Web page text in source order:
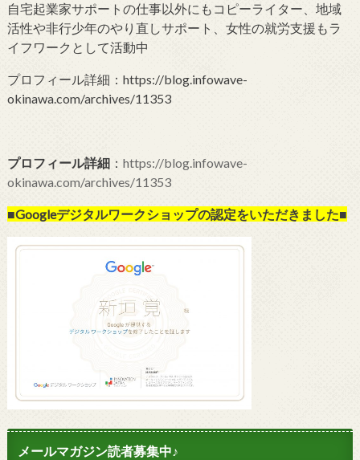
自宅起業家サポートの仕事以外にもコピーライター、地域
活性や非行少年のやり直しサポート、女性の就労支援もラ
イフワークとして活動中
プロフィール詳細：https://blog.infowave-
okinawa.com/archives/11353
プロフィール詳細： https://blog.infowave-
okinawa.com/archives/11353
■Googleデジタルワークショップの認定をいただきました■
メールマガジン読者募集中♪